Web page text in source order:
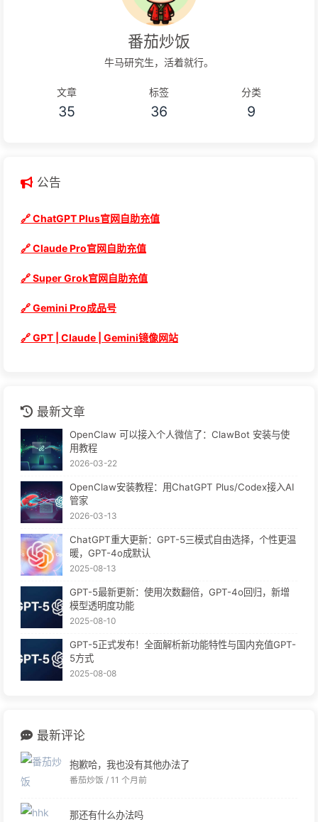
番茄炒饭
牛马研究生，活着就行。
文章
35
标签
36
分类
9
公告
🔗 ChatGPT Plus官网自助充值
🔗 Claude Pro官网自助充值
🔗 Super Grok官网自助充值
🔗 Gemini Pro成品号
🔗 GPT | Claude | Gemini镜像网站
最新文章
OpenClaw 可以接入个人微信了：ClawBot 安装与使
用教程
2026-03-22
OpenClaw安装教程：用ChatGPT Plus/Codex接入AI
管家
2026-03-13
ChatGPT重大更新：GPT-5三模式自由选择，个性更温
暖，GPT-4o成默认
2025-08-13
GPT-5最新更新：使用次数翻倍，GPT-4o回归，新增
模型透明度功能
2025-08-10
GPT-5正式发布！全面解析新功能特性与国内充值GPT-
5方式
2025-08-08
最新评论
抱歉哈，我也没有其他办法了
番茄炒饭 / 11 个月前
那还有什么办法吗